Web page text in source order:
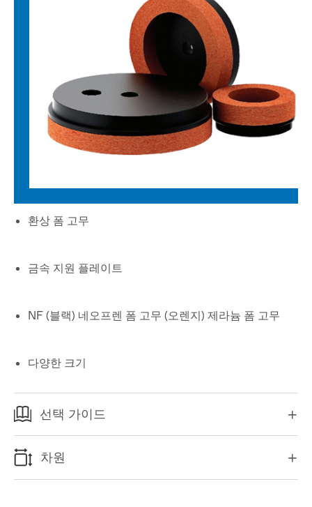
환상 폼 고무
금속 지원 플레이트
NF (블랙) 네오프렌 폼 고무 (오렌지) 제라늄 폼 고무
다양한 크기
선택 가이드 
차원 